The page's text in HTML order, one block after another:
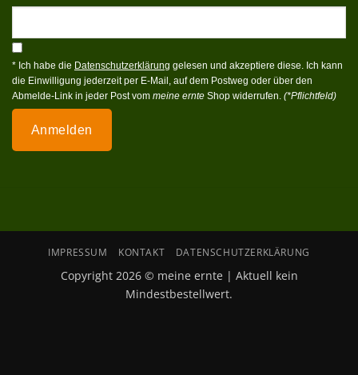
* Ich habe die Datenschutzerklärung gelesen und akzeptiere diese. Ich kann
die Einwilligung jederzeit per E-Mail, auf dem Postweg oder über den
Abmelde-Link in jeder Post vom meine ernte Shop widerrufen. (*Pflichtfeld)
Anmelden
IMPRESSUM KONTAKT DATENSCHUTZERKLÄRUNG
Copyright 2026 © meine ernte | Aktuell kein
Mindestbestellwert.